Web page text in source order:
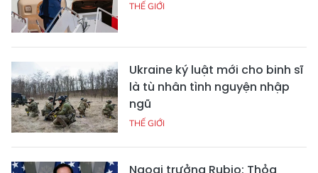
THẾ GIỚI
Ukraine ký luật mới cho binh sĩ
là tù nhân tình nguyện nhập
ngũ
THẾ GIỚI